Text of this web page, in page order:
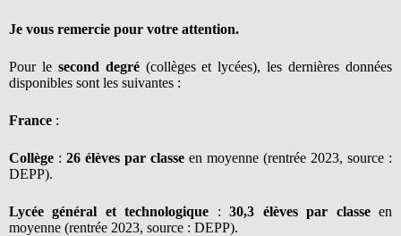
Je vous remercie pour votre attention.
Pour le second degré(collèges et lycées), les dernières données
disponibles sont les suivantes :
France :
Collège : 26 élèves par classe en moyenne (rentrée 2023, source :
DEPP).
Lycée général et technologique :30,3 élèves par classeen
moyenne (rentrée 2023, source : DEPP).